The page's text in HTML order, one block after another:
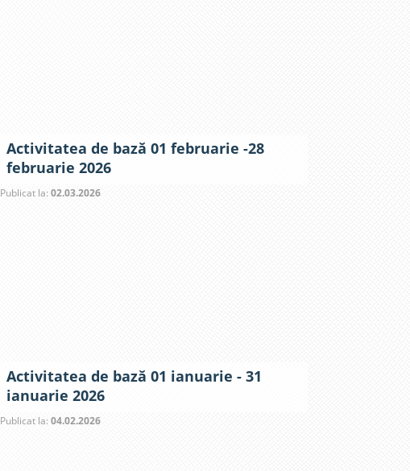
Activitatea de bază 01 februarie -28
februarie 2026
Publicat la:02.03.2026
Activitatea de bază 01 ianuarie - 31
ianuarie 2026
Publicat la: 04.02.2026